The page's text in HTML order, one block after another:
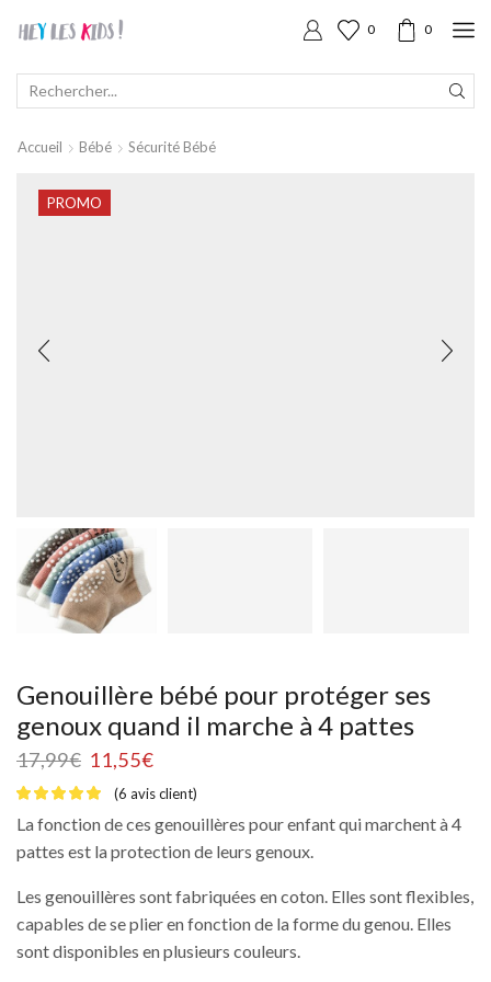
0 0
Accueil Bébé Sécurité Bébé
PROMO
Genouillère bébé pour protéger ses
genoux quand il marche à 4 pattes
17,99€ 11,55€
(6 avis client)
La fonction de ces genouillères pour enfant qui marchent à 4
pattes est la protection de leurs genoux.
Les genouillères sont fabriquées en coton. Elles sont flexibles,
capables de se plier en fonction de la forme du genou. Elles
sont disponibles en plusieurs couleurs.